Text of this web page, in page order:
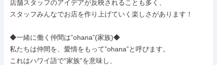
店舗スタッフのアイデアが反映されることも多く、
スタッフみんなでお店を作り上げていく楽しさがあります！
◆一緒に働く仲間は”ohana”(家族)◆
私たちは仲間を、愛情をもって”ohana”と呼びます。
これはハワイ語で“家族”を意味し、